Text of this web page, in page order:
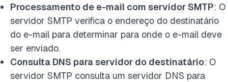
Processamento de e-mail com servidor SMTP: O
servidor SMTP verifica o endereço do destinatário
do e-mail para determinar para onde o e-mail deve
ser enviado.
Consulta DNS para servidor do destinatário: O
servidor SMTP consulta um servidor DNS para